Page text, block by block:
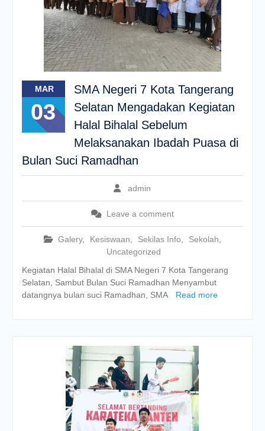
MAR
03
SMA Negeri 7 Kota Tangerang
Selatan Mengadakan Kegiatan
Halal Bihalal Sebelum
Melaksanakan Ibadah Puasa di
Bulan Suci Ramadhan
admin
Leave a comment
Galery, Kesiswaan Sekilas Info Sekolah
Uncategorized
Kegiatan Halal Bihalal di SMA Negeri 7 Kota Tangerang
Selatan, Sambut Bulan Suci Ramadhan Menyambut
datangnya bulan suci Ramadhan, SMA
Read more